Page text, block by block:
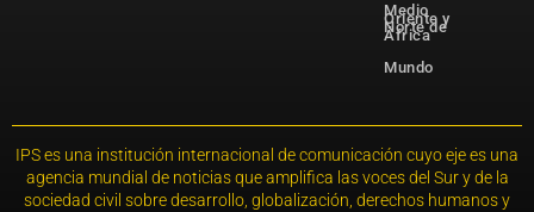
Medio
Oriente y
Norte de
África
Mundo
IPS es una institución internacional de comunicación cuyo eje es una
agencia mundial de noticias que amplifica las voces del Sur y de la
sociedad civil sobre desarrollo, globalización, derechos humanos y